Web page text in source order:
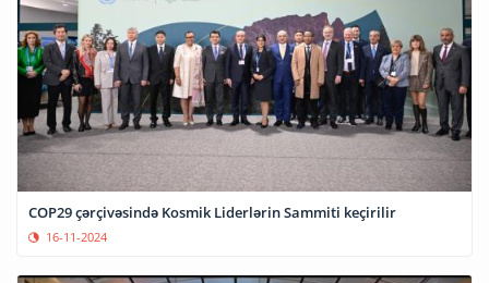
COP29 çərçivəsində Kosmik Liderlərin Sammiti keçirilir
16-11-2024